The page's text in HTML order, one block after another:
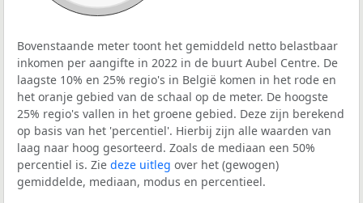
Bovenstaande meter toont het gemiddeld netto belastbaar
inkomen per aangifte in 2022 in de buurt Aubel Centre. De
laagste 10% en 25% regio's in België komen in het rode en
het oranje gebied van de schaal op de meter. De hoogste
25% regio's vallen in het groene gebied. Deze zijn berekend
op basis van het 'percentiel'. Hierbij zijn alle waarden van
laag naar hoog gesorteerd. Zoals de mediaan een 50%
percentiel is. Zie deze uitleg over het (gewogen)
gemiddelde, mediaan, modus en percentieel.